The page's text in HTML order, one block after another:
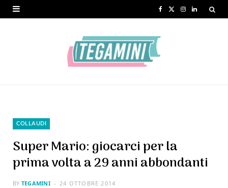
I L
COLLAUDI
Super Mario: giocarci per la
prima volta a 29 anni abbondanti
BY TEGAMINI 24 OTTOBRE 2014